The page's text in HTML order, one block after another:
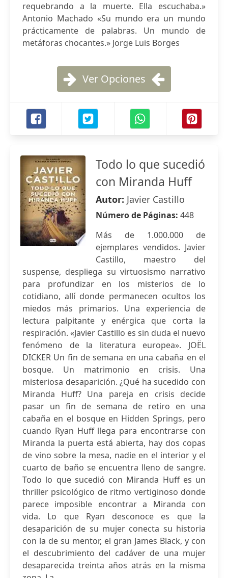
requebrando a la muerte. Ella escuchaba.»
Antonio Machado «Su mundo era un mundo
prácticamente de palabras. Un mundo de
metáforas chocantes.» Jorge Luis Borges
Ver Opciones
Todo lo que sucedió
con Miranda Huff
Autor: Javier Castillo
Número de Páginas: 448
Más de 1.000.000 de
ejemplares vendidos. Javier
Castillo, maestro del
suspense, despliega su virtuosismo narrativo
para profundizar en los misterios de lo
cotidiano, allí donde permanecen ocultos los
miedos más primarios. Una experiencia de
lectura palpitante y enérgica que corta la
respiración. «Javier Castillo es sin duda el nuevo
fenómeno de la literatura europea». JOËL
DICKER Un fin de semana en una cabaña en el
bosque. Un matrimonio en crisis. Una
misteriosa desaparición. ¿Qué ha sucedido con
Miranda Huff? Una pareja en crisis decide
pasar un fin de semana de retiro en una
cabaña en el bosque en Hidden Springs, pero
cuando Ryan Huff llega para encontrarse con
Miranda la puerta está abierta, hay dos copas
de vino sobre la mesa, nadie en el interior y el
cuarto de baño se encuentra lleno de sangre.
Todo lo que sucedió con Miranda Huff es un
thriller psicológico de ritmo vertiginoso donde
parece imposible encontrar a Miranda con
vida. Lo que Ryan desconoce es que la
desaparición de su mujer conecta su historia
con la de su mentor, el gran James Black, y con
el descubrimiento del cadáver de una mujer
desaparecida treinta años atrás en la misma